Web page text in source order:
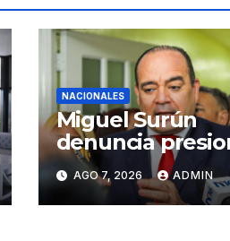
NACIONALES
Miguel Surún
denuncia
sobre jueces de
Suprema Corte
Justicia
AGO 7, 2026 ADMIN